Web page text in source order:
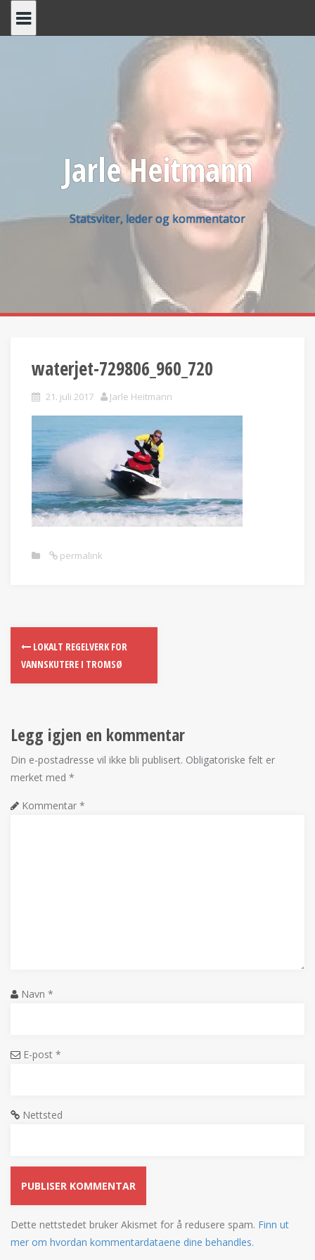
Jarle Heitmann
Statsviter, leder og kommentator
waterjet-729806_960_720
21. juli 2017 Jarle Heitmann
permalink
LOKALT REGELVERK FOR
VANNSKUTERE I TROMSØ
Legg igjen en kommentar
Din e-postadresse vil ikke bli publisert. Obligatoriske felt er
merket med *
Kommentar *
Navn *
E-post *
Nettsted
Dette nettstedet bruker Akismet for å redusere spam. Finn ut
mer om hvordan kommentardataene dine behandles.